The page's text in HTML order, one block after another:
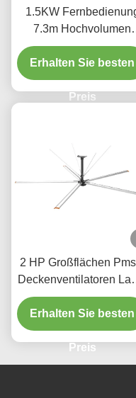
1.5KW
7.3m Hochvolumen
Deckenventilatoren 5
Blade HVLS Ventilator
Stadien
Erhalten Sie besten
Preis
2 HP Großflächen
Deckenventilatoren
HVLS Ventilator
Erhalten Sie besten
Preis